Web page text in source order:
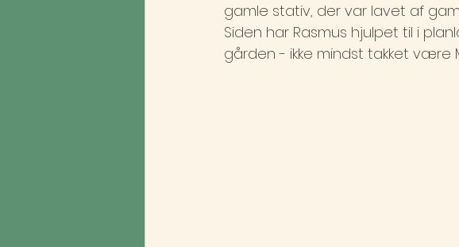
gamle stativ, der var lavet af
Siden har Rasmus hjulpet til i
gården - ikke mindst takket være